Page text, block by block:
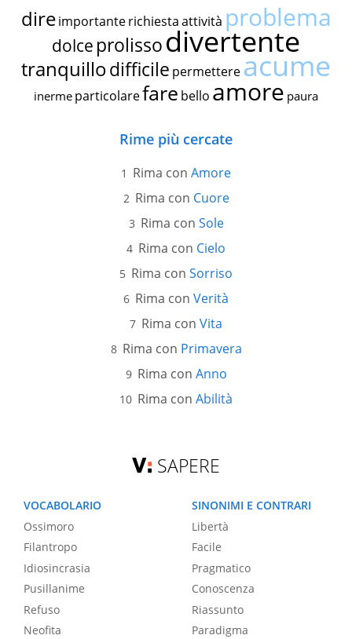
dire importante richiestaattività problema
dolce prolissodivertente
tranquillodifficile permettereacume
inerme particolarefare bello amore paura
Rime più cercate
Rima con Amore
Rima con Cuore
Rima con Sole
Rima con Cielo
Rima con Sorriso
Rima con Verità
Rima con Vita
Rima con Primavera
Rima con Anno
Rima con Abilità
SAPERE
VOCABOLARIO
Ossimoro
Filantropo
Idiosincrasia
Pusillanime
Refuso
Neofita
SINONIMI E CONTRARI
Libertà
Facile
Pragmatico
Conoscenza
Riassunto
Paradigma